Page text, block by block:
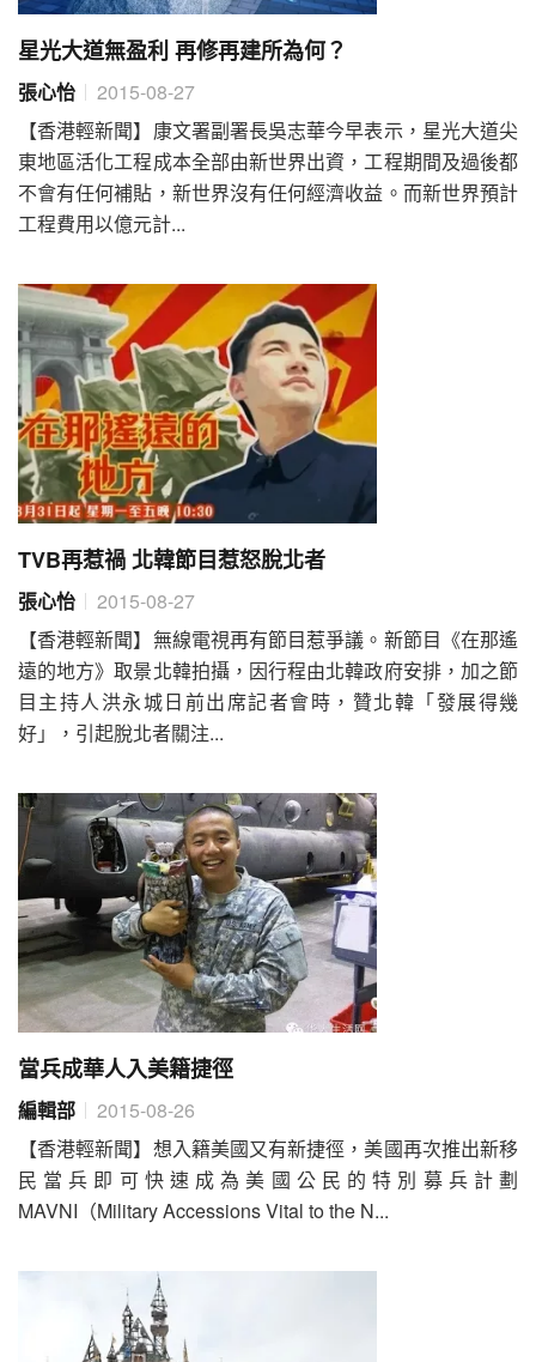
星光大道無盈利 再修再建所為何？
張心怡
2015-08-27
【香港輕新聞】康文署副署長吳志華今早表示，星光大道尖
東地區活化工程成本全部由新世界出資，工程期間及過後都
不會有任何補貼，新世界沒有任何經濟收益。而新世界預計
工程費用以億元計...
TVB再惹禍 北韓節目惹怒脫北者
張心怡
2015-08-27
【香港輕新聞】無線電視再有節目惹爭議。新節目《在那遙
遠的地方》取景北韓拍攝，因行程由北韓政府安排，加之節
目主持人洪永城日前出席記者會時，贊北韓「發展得幾
好」，引起脫北者關注...
當兵成華人入美籍捷徑
編輯部
2015-08-26
【香港輕新聞】想入籍美國又有新捷徑，美國再次推出新移
民當兵即可快速成為美國公民的特別募兵計劃
MAVNI（Military Accessions Vital to the N...